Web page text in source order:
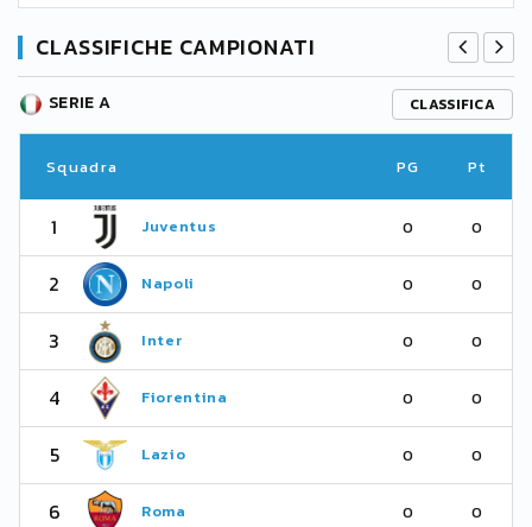
CLASSIFICHE CAMPIONATI
SERIE A CLASSIFICA
Squadra PG Pt
1 Juventus 0 0
2 Napoli 0 0
3 Inter 0 0
4 Fiorentina 0 0
5 Lazio 0 0
6 Roma 0 0